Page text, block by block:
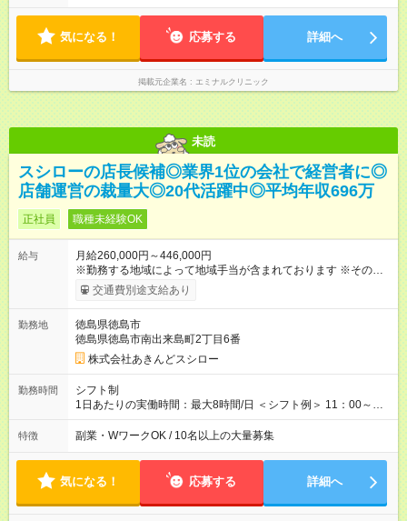
業少なめ＆通勤も楽々◆ ーーーーーーーーーー 10時開院のた
できるため快適♪ ーーーーーーーーーー ◆夜勤はありません◆ ー
せん♪
気になる！ 応募する 詳細へ
掲載元企業名 エミナルクリニック
未読
スシローの店長候補◎業界1位の会社で経営者に◎
店舗運営の裁量大◎20代活躍中◎平均年収696万
正社員 職種未経験OK
給与
月給260,000円～446,000円
※勤務する地域によって地域手当が含まれております ※その他ブ
ロック外勤務手当を支給。1分単位での残業代（100％支給）や
年3回の賞与、諸手当も別途支給します。 ＜月給例＞ 【例1】転
合：月給28万円＋残業代・諸手当 ※地域手当2万円が含まれま
す。 【例2】転居可能の「ブロック限定勤務制度」の場合 ブロ
ック外東京23区内勤務の場合：月給29万5000円＋残業代・諸手
当 ※地域手当2万円やブロック外勤務手当1万5000円が含まれま
す。 ＜水準以上の収入を得られる環境！＞ 全社員の平均年収は
603万円（平均月給38万9000円／2025年度実績）で、店長の平
らに自己負担額2万円の寮や各種手当があるため「前職より貯金
できている」と話す社員が多くいます！ 【試用期間】試用期間
あり 試用期間の長さ：3ヶ月 雇用形態、給与は本採用時と同じ
です。
交通費別途支給あり
勤務地
徳島県徳島市
徳島県徳島市南出来島町2丁目6番
株式会社あきんどスシロー
勤務時間
シフト制
1日あたりの実働時間：最大8時間/日 ＜シフト例＞ 11：00～
20：00、12：00～21：00、15：00～24：00 ※1ヶ月単位の変
形労働時間制（週平均実働40時間） ◎残業は月30h程度。1店舗
出勤前にジムに通う社員も多くいま す。繁忙期以外は1日通して
働くことがほぼありません！
特徴 副業・WワークOK / 10名以上の大量募集
気になる！ 応募する 詳細へ